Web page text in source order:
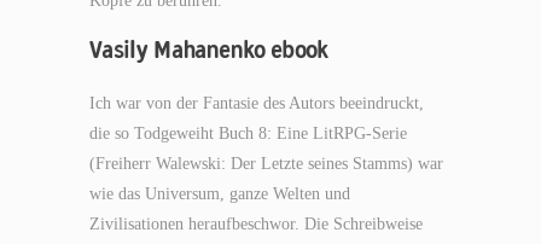
Vasily Mahanenko ebook
Ich war von der Fantasie des Autors beeindruckt,
die so Todgeweiht Buch 8: Eine LitRPG-Serie
(Freiherr Walewski: Der Letzte seines Stamms) war
wie das Universum, ganze Welten und
Zivilisationen heraufbeschwor. Die Schreibweise